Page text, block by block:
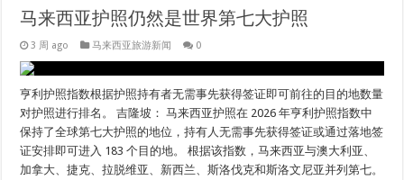
马来西亚护照仍然是世界第七大护照
3 周 ago 马来西亚旅游新闻 0
亨利护照指数根据护照持有者无需事先获得签证即可前往的目的地数量
对护照进行排名。 吉隆坡： 马来西亚护照在 2026 年亨利护照指数中
保持了全球第七大护照的地位，持有人无需事先获得签证或通过落地签
证安排即可进入 183 个目的地。 根据该指数，马来西亚与澳大利亚、
加拿大、捷克、拉脱维亚、新西兰、斯洛伐克和斯洛文尼亚并列第七。